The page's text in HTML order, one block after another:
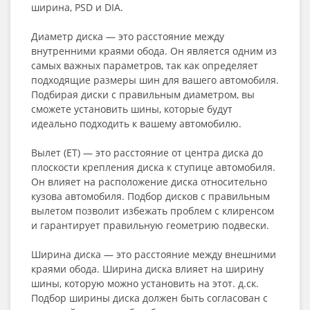
ширина, PSD и DIA.
Диаметр диска — это расстояние между
внутренними краями обода. Он является одним из
самых важных параметров, так как определяет
подходящие размеры шин для вашего автомобиля.
Подбирая диски с правильным диаметром, вы
сможете установить шины, которые будут
идеально подходить к вашему автомобилю.
Вылет (ET) — это расстояние от центра диска до
плоскости крепления диска к ступице автомобиля.
Он влияет на расположение диска относительно
кузова автомобиля. Подбор дисков с правильным
вылетом позволит избежать проблем с клиренсом
и гарантирует правильную геометрию подвески.
Ширина диска — это расстояние между внешними
краями обода. Ширина диска влияет на ширину
шины, которую можно установить на этот. д.ск.
Подбор ширины диска должен быть согласован с